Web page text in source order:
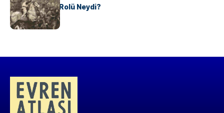
Valdensler’in Rolü Neydi?